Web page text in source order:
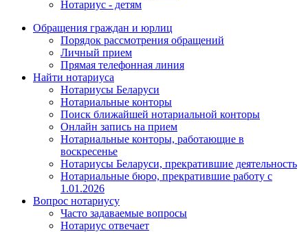
Нотариус - детям
Обращения граждан и юрлиц
Порядок рассмотрения обращений
Личный прием
Прямая телефонная линия
Найти нотариуса
Нотариусы Беларуси
Нотариальные конторы
Поиск ближайшей нотариальной конторы
Онлайн запись на прием
Нотариальные конторы, работающие в
воскресенье
Нотариусы Беларуси, прекратившие деятельность
Нотариальные бюро, прекратившие работу с
1.01.2026
Вопрос нотариусу
Часто задаваемые вопросы
Нотариус отвечает